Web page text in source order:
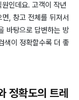
인데요. 고객이 작년
, 창고 전체를 뒤져서
바탕으로 답변하는 방
색이 정확할수록 더 좋
정확도의 트레